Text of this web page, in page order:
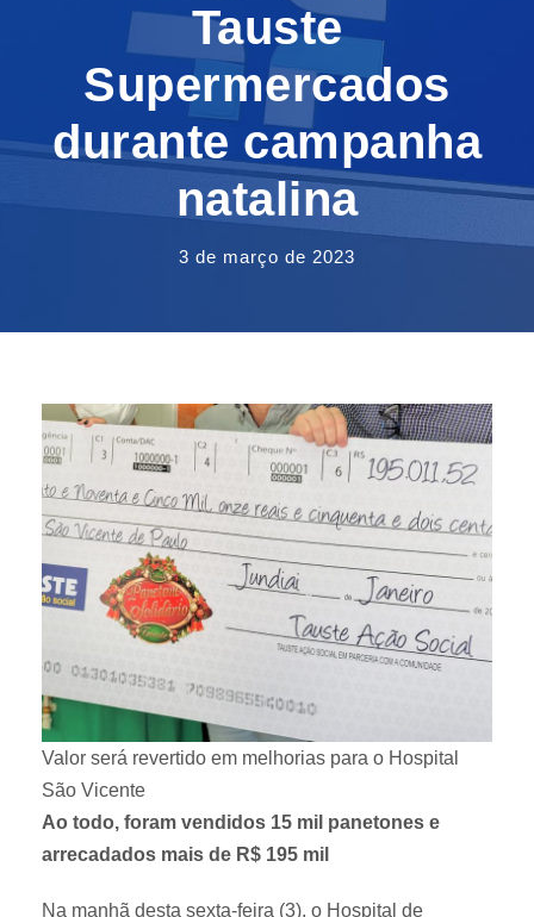
Tauste
Supermercados
durante campanha
natalina
3 de março de 2023
Valor será revertido em melhorias para o Hospital
São Vicente
Ao todo, foram vendidos 15 mil panetones e
arrecadados mais de R$ 195 mil
Na manhã desta sexta-feira (3), o Hospital de